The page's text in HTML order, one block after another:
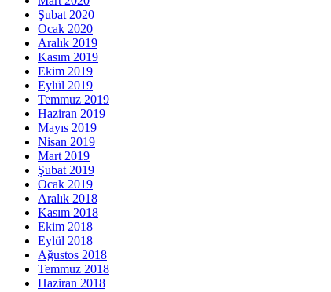
Şubat 2020
Ocak 2020
Aralık 2019
Kasım 2019
Ekim 2019
Eylül 2019
Temmuz 2019
Haziran 2019
Mayıs 2019
Nisan 2019
Mart 2019
Şubat 2019
Ocak 2019
Aralık 2018
Kasım 2018
Ekim 2018
Eylül 2018
Ağustos 2018
Temmuz 2018
Haziran 2018